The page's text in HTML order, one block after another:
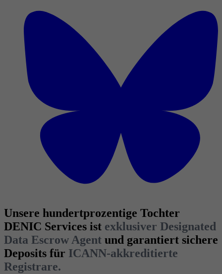
Unsere hundertprozentige Tochter
DENIC Services ist exklusiver Designated
Data Escrow Agent und garantiert sichere
Deposits für ICANN-akkreditierte
Registrare.